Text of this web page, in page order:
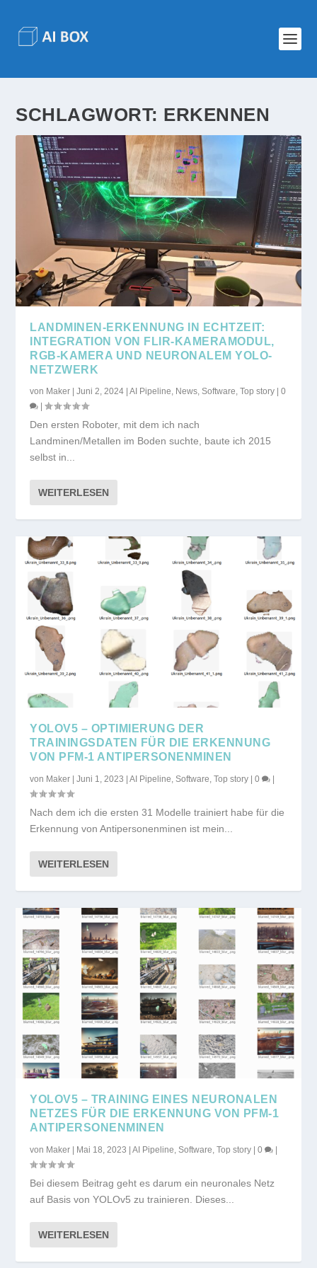
SCHLAGWORT: ERKENNEN
LANDMINEN-ERKENNUNG IN ECHTZEIT:
INTEGRATION VON FLIR-KAMERAMODUL,
RGB-KAMERA UND NEURONALEM YOLO-
NETZWERK
von Maker |Juni 2, 2024 |AI Pipeline News ,Software ,Top story |0
|
Den ersten Roboter, mit dem ich nach
Landminen/Metallen im Boden suchte, baute ich 2015
selbst in...
WEITERLESEN
YOLOV5 – OPTIMIERUNG DER
TRAININGSDATEN FÜR DIE ERKENNUNG
VON PFM-1 ANTIPERSONENMINEN
von Maker |Juni 1, 2023 |AI Pipeline ,Software ,Top story |0 |
Nach dem ich die ersten 31 Modelle trainiert habe für die
Erkennung von Antipersonenminen ist mein...
WEITERLESEN
YOLOV5 – TRAINING EINES NEURONALEN
NETZES FÜR DIE ERKENNUNG VON PFM-1
ANTIPERSONENMINEN
von Maker Mai 18, 2023 |AI Pipeline,Software,Top story |0
Bei diesem Beitrag geht es darum ein neuronales Netz
auf Basis von YOLOv5 zu trainieren. Dieses...
WEITERLESEN